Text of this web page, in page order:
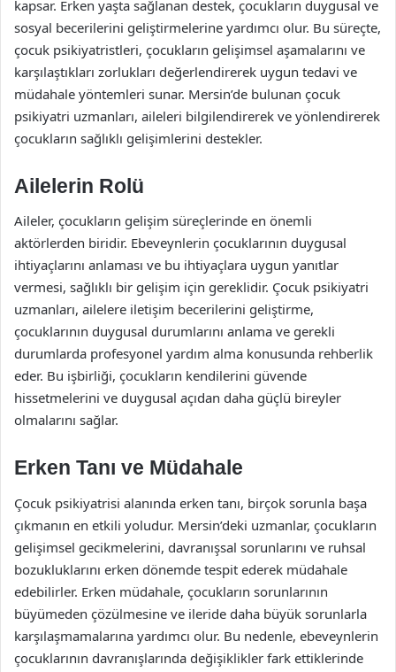
kapsar. Erken yaşta sağlanan destek, çocukların duygusal ve
sosyal becerilerini geliştirmelerine yardımcı olur. Bu süreçte,
çocuk psikiyatristleri, çocukların gelişimsel aşamalarını ve
karşılaştıkları zorlukları değerlendirerek uygun tedavi ve
müdahale yöntemleri sunar. Mersin’de bulunan çocuk
psikiyatri uzmanları, aileleri bilgilendirerek ve yönlendirerek
çocukların sağlıklı gelişimlerini destekler.
Ailelerin Rolü
Aileler, çocukların gelişim süreçlerinde en önemli
aktörlerden biridir. Ebeveynlerin çocuklarının duygusal
ihtiyaçlarını anlaması ve bu ihtiyaçlara uygun yanıtlar
vermesi, sağlıklı bir gelişim için gereklidir. Çocuk psikiyatri
uzmanları, ailelere iletişim becerilerini geliştirme,
çocuklarının duygusal durumlarını anlama ve gerekli
durumlarda profesyonel yardım alma konusunda rehberlik
eder. Bu işbirliği, çocukların kendilerini güvende
hissetmelerini ve duygusal açıdan daha güçlü bireyler
olmalarını sağlar.
Erken Tanı ve Müdahale
Çocuk psikiyatrisi alanında erken tanı, birçok sorunla başa
çıkmanın en etkili yoludur. Mersin’deki uzmanlar, çocukların
gelişimsel gecikmelerini, davranışsal sorunlarını ve ruhsal
bozukluklarını erken dönemde tespit ederek müdahale
edebilirler. Erken müdahale, çocukların sorunlarının
büyümeden çözülmesine ve ileride daha büyük sorunlarla
karşılaşmamalarına yardımcı olur. Bu nedenle, ebeveynlerin
çocuklarının davranışlarında değişiklikler fark ettiklerinde